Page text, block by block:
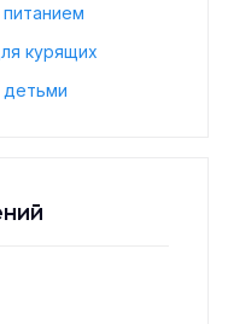
курящих